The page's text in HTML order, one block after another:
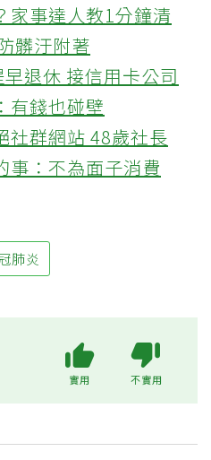
家事達人教1分鐘清
髒汙附著
退休 接信用卡公司
有錢也碰壁
社群網站 48歲社長
事：不為面子消費
肺炎
實用 不實用